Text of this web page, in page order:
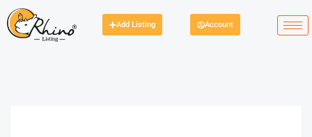
Add Listing Account